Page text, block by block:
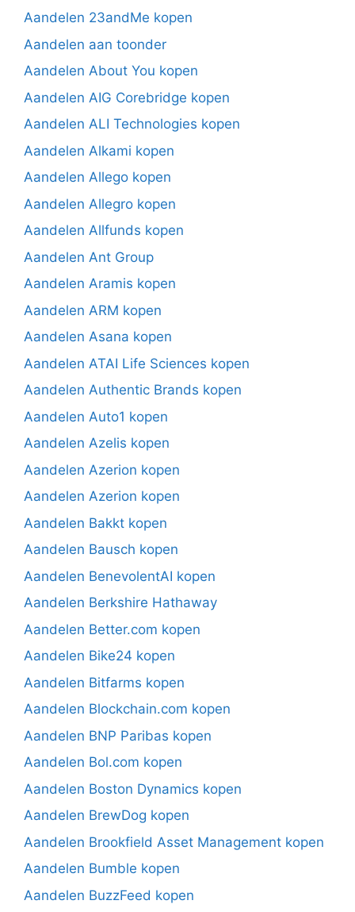
Aandelen 23andMe kopen
Aandelen aan toonder
Aandelen About You kopen
Aandelen AIG Corebridge kopen
Aandelen ALI Technologies kopen
Aandelen Alkami kopen
Aandelen Allego kopen
Aandelen Allegro kopen
Aandelen Allfunds kopen
Aandelen Ant Group
Aandelen Aramis kopen
Aandelen ARM kopen
Aandelen Asana kopen
Aandelen ATAI Life Sciences kopen
Aandelen Authentic Brands kopen
Aandelen Auto1 kopen
Aandelen Azelis kopen
Aandelen Azerion kopen
Aandelen Azerion kopen
Aandelen Bakkt kopen
Aandelen Bausch kopen
Aandelen BenevolentAI kopen
Aandelen Berkshire Hathaway
Aandelen Better.com kopen
Aandelen Bike24 kopen
Aandelen Bitfarms kopen
Aandelen Blockchain.com kopen
Aandelen BNP Paribas kopen
Aandelen Bol.com kopen
Aandelen Boston Dynamics kopen
Aandelen BrewDog kopen
Aandelen Brookfield Asset Management kopen
Aandelen Bumble kopen
Aandelen BuzzFeed kopen